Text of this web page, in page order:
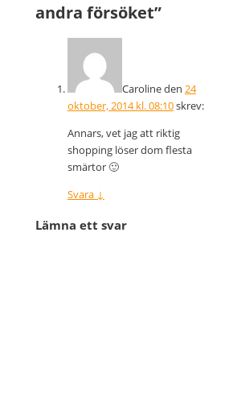
andra försöket”
Carolineden 24
oktober, 2014 kl. 08:10skrev:
Annars, vet jag att riktig
shopping löser dom flesta
smärtor 🙂
Svara ↓
Lämna ett svar